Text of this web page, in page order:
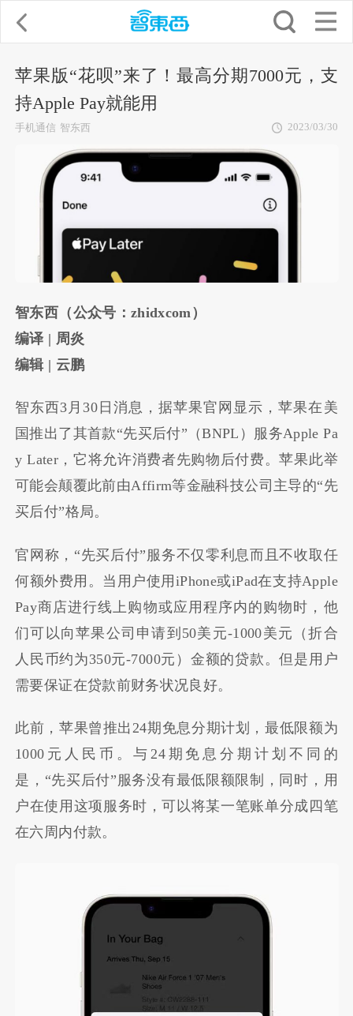
苹果版“花呗”来了！最高分期7000元，支
持Apple Pay就能用
手机通信 智东西 2023/03/30
智东西（公众号：zhidxcom）
编译 | 周炎
编辑 | 云鹏
智东西3月30日消息，据苹果官网显示，苹果在美
国推出了其首款“先买后付”（BNPL）服务Apple Pa
y Later，它将允许消费者先购物后付费。苹果此举
可能会颠覆此前由Affirm等金融科技公司主导的“先
买后付”格局。
官网称，“先买后付”服务不仅零利息而且不收取任
何额外费用。当用户使用iPhone或iPad在支持Apple
Pay商店进行线上购物或应用程序内的购物时，他
们可以向苹果公司申请到50美元-1000美元（折合
人民币约为350元-7000元）金额的贷款。但是用户
需要保证在贷款前财务状况良好。
此前，苹果曾推出24期免息分期计划，最低限额为
1000元人民币。与24期免息分期计划不同的
是，“先买后付”服务没有最低限额限制，同时，用
户在使用这项服务时，可以将某一笔账单分成四笔
在六周内付款。